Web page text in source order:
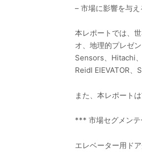
– 市場に影響を与
本レポートでは、
オ、地理的プレゼ
Sensors、Hitachi
Reidl ElEVATOR
また、本レポート
*** 市場セグメンテ
エレベーター用ド